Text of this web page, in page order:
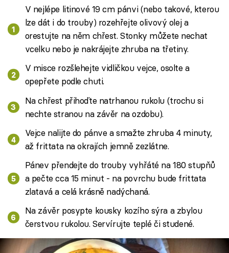
V nejlépe litinové 19 cm pánvi (nebo takové, kterou
lze dát i do trouby) rozehřejte olivový olej a
orestujte na něm chřest. Stonky můžete nechat
vcelku nebo je nakrájejte zhruba na třetiny.
V misce rozšlehejte vidličkou vejce, osolte a
opepřete podle chuti.
Na chřest přihoďte natrhanou rukolu (trochu si
nechte stranou na závěr na ozdobu).
Vejce nalijte do pánve a smažte zhruba 4 minuty,
až frittata na okrajích jemně zezlátne.
Pánev přendejte do trouby vyhřáté na 180 stupňů
a pečte cca 15 minut - na povrchu bude frittata
zlatavá a celá krásně nadýchaná.
Na závěr posypte kousky kozího sýra a zbylou
čerstvou rukolou. Servírujte teplé či studené.